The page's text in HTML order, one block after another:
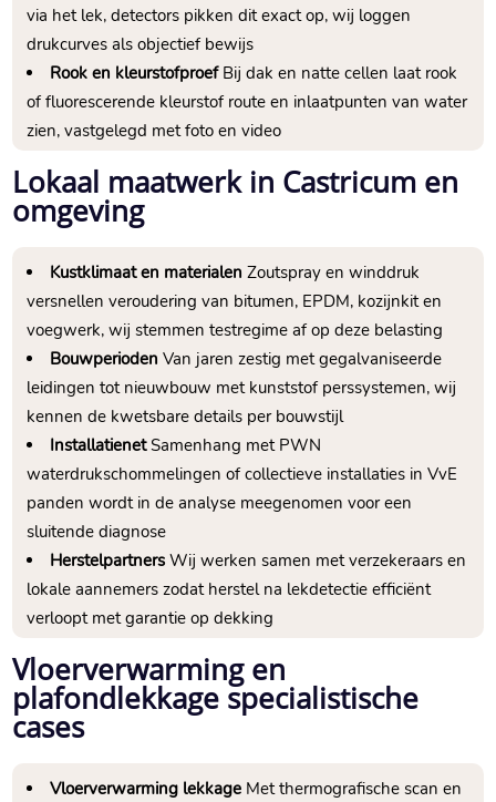
via het lek, detectors pikken dit exact op, wij loggen
drukcurves als objectief bewijs
Rook en kleurstofproefBij dak en natte cellen laat rook
of fluorescerende kleurstof route en inlaatpunten van water
zien, vastgelegd met foto en video
Lokaal maatwerk in Castricum en
omgeving
Kustklimaat en materialen Zoutspray en winddruk
versnellen veroudering van bitumen, EPDM, kozijnkit en
voegwerk, wij stemmen testregime af op deze belasting
Bouwperioden Van jaren zestig met gegalvaniseerde
leidingen tot nieuwbouw met kunststof perssystemen, wij
kennen de kwetsbare details per bouwstijl
InstallatienetSamenhang met PWN
waterdrukschommelingen of collectieve installaties in VvE
panden wordt in de analyse meegenomen voor een
sluitende diagnose
Herstelpartners Wij werken samen met verzekeraars en
lokale aannemers zodat herstel na lekdetectie efficiënt
verloopt met garantie op dekking
Vloerverwarming en
plafondlekkage specialistische
cases
Vloerverwarming lekkage Met thermografische scan en